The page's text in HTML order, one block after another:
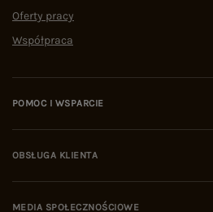
Oferty pracy
Współpraca
POMOC I WSPARCIE
OBSŁUGA KLIENTA
MEDIA SPOŁECZNOŚCIOWE